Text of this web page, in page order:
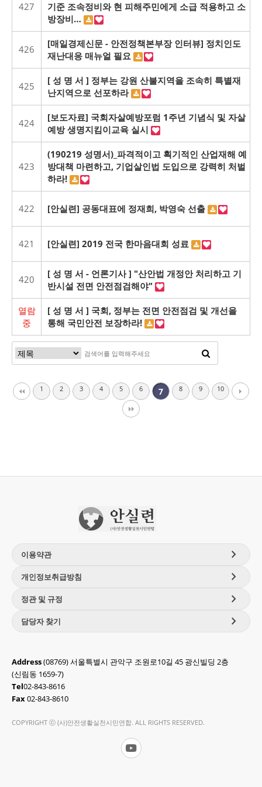
427
기준 조속정비와 현 피해주민에게 소급 적용하고 소
방장비…
426
[매일경제신문 - 안전정책본부장 인터뷰] 정치인도
재난대응 매뉴얼 필요
425
[ 성 명 서 ] 정부는 강원 산불지역을 조속히 특별재
난지역으로 선포하라
424
[보도자료] 국회자살예방포럼 1주년 기념식 및 자살
예방 생명지킴이교육 실시
423
(190219 성명서)_파격적이고 획기적인 산업재해 예
방대책 마련하고, 기업살인법 도입으로 강력히 처벌
하라!
422 [안실련] 공동대표에 정재희, 박영숙 선출
421 [안실련] 2019 전국 한마음대회 성료
420
[ 성 명 서 - 언론기사 ] "산안법 개정안 처리하고 기
반시설 전면 안전점검해야"
열람
중
[ 성 명 서 ] 국회, 정부는 전면 안전점검 및 개선을
통해 국민안전 보장하라!
1 2 3 4 5 6 7 8 9 10
이용약관 chevron_right
개인정보취급방침 chevron_right
정관 및 규정 chevron_right
담당자 찾기 chevron_right
Address(08769) 서울특별시 관악구 조원로10길 45 광신빌딩 2층
(신림동 1659-7)
Tel02-843-8616
Fax02-843-8610
COPYRIGHT ⓒ (사)안전생활실천시민연합. ALL RIGHTS RESERVED.